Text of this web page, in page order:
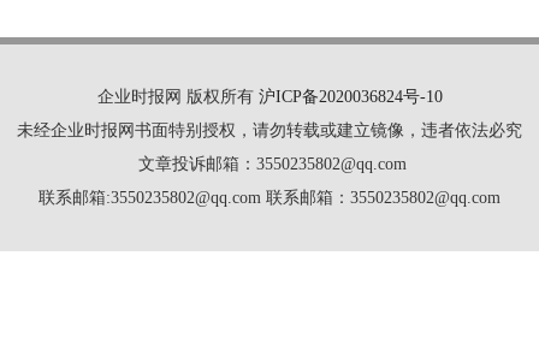
企业时报网 版权所有 沪ICP备2020036824号-10
未经企业时报网书面特别授权，请勿转载或建立镜像，违者依法必究
文章投诉邮箱：3550235802@qq.com
联系邮箱:3550235802@qq.com 联系邮箱：3550235802@qq.com